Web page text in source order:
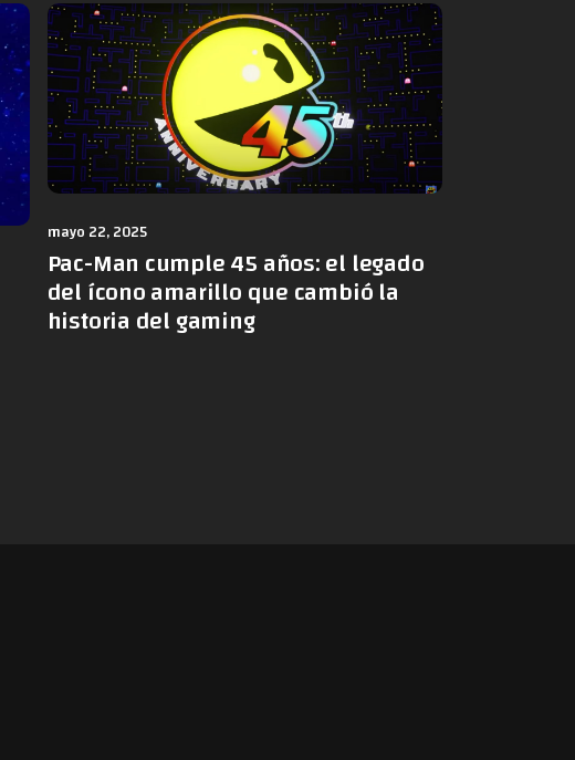
mayo 22, 2025
Pac-Man cumple 45 años: el legado
del ícono amarillo que cambió la
historia del gaming